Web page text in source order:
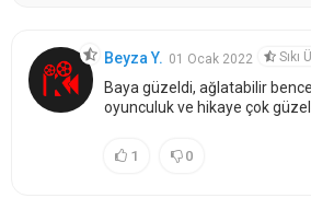
Beyza Y. 01 Ocak 2022 Sıkı
Baya güzeldi, ağlatabilir
oyunculuk ve hikaye çok
1 0